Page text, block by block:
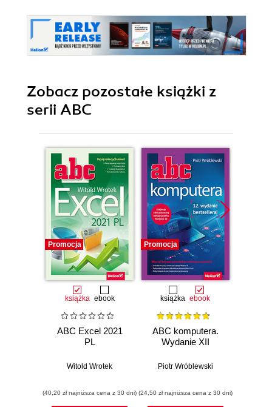
Zobacz pozostałe książki z
serii ABC
Promocja
książka ebook
ABC Excel 2021
PL
Witold Wrotek
(40,20 zł najniższa cena z 30 dni)
Promocja
książka ebook
ABC komputera.
Wydanie XII
Piotr Wróblewski
(24,50 zł najniższa cena z 30 dni)